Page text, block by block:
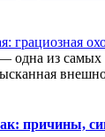
одна из
причины,